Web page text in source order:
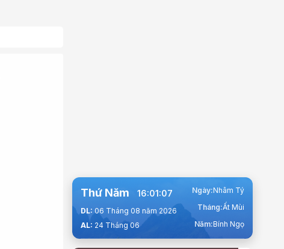
Thứ Năm 16:01:09
DL: 06 Tháng 08 năm 2026
AL: 24 Tháng 06
Ngày:Nhâm Tý
Tháng:Ất Mùi
Năm:Bính Ngọ